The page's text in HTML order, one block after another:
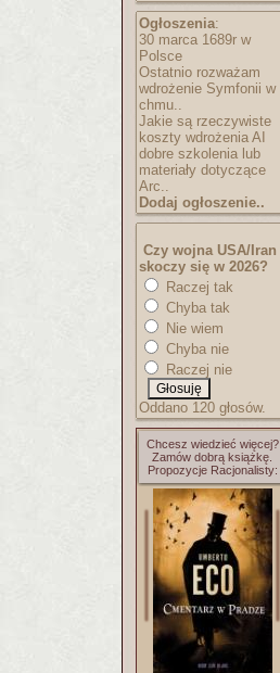
Ogłoszenia:
30 marca 1689r w
Polsce
Ostatnio rozważam
wdrożenie Symfonii w
chmu..
Jakie są rzeczywiste
koszty wdrożenia AI
dobre szkolenia lub
materiały dotyczące
Arc..
Dodaj ogłoszenie..
Czy wojna USA/Iran
skoczy się w 2026?
Raczej tak
Chyba tak
Nie wiem
Chyba nie
Raczej nie
Oddano 120 głosów.
Chcesz wiedzieć więcej?
Zamów dobrą książkę.
Propozycje Racjonalisty: